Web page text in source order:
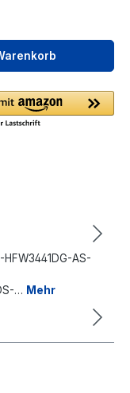
AS-
… Mehr